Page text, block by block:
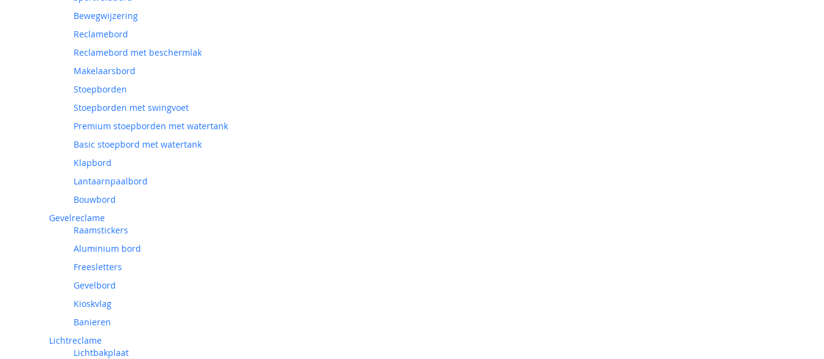
Bewegwijzering
Reclamebord
Reclamebord met beschermlak
Makelaarsbord
Stoepborden
Stoepborden met swingvoet
Premium stoepborden met watertank
Basic stoepbord met watertank
Klapbord
Lantaarnpaalbord
Bouwbord
Gevelreclame
Raamstickers
Aluminium bord
Freesletters
Gevelbord
Kioskvlag
Banieren
Lichtreclame
Lichtbakplaat